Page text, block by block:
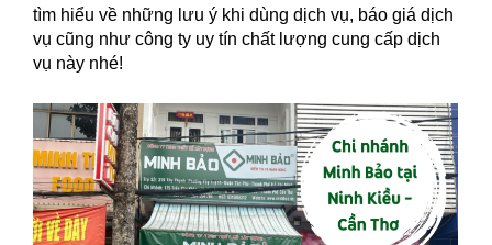
tìm hiểu về những lưu ý khi dùng dịch vụ, báo giá dịch
vụ cũng như công ty uy tín chất lượng cung cấp dịch
vụ này nhé!